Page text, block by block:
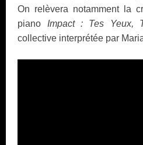
On relèvera notamment la
piano Impact : Tes Yeux,
collective interprétée par